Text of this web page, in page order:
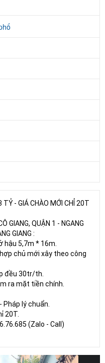
- GIÁ CHÀO MỚI CHỈ 20T
GIANG, QUẬN 1 - NGANG
GIANG :
hậu 5,7m * 16m.
chủ mới xây theo công
đều 30tr/th.
ra mặt tiền chính.
lý chuẩn.
20T.
(Zalo - Call)